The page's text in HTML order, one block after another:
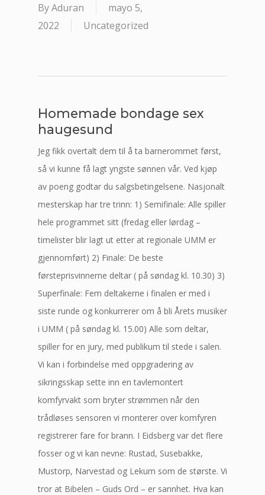
ByAduran
mayo 5,
2022
Uncategorized
Homemade bondage sex
haugesund
Jeg fikk overtalt dem til å ta barnerommet først,
så vi kunne få lagt yngste sønnen vår. Ved kjøp
av poeng godtar du salgsbetingelsene. Nasjonalt
mesterskap har tre trinn: 1) Semifinale: Alle spiller
hele programmet sitt (fredag eller lørdag –
timelister blir lagt ut etter at regionale UMM er
gjennomført) 2) Finale: De beste
førsteprisvinnerne deltar ( på søndag kl. 10.30) 3)
Superfinale: Fem deltakerne i finalen er med i
siste runde og konkurrerer om å bli Årets musiker
i UMM ( på søndag kl. 15.00) Alle som deltar,
spiller for en jury, med publikum til stede i salen.
Vi kan i forbindelse med oppgradering av
sikringsskap sette inn en tavlemontert
komfyrvakt som bryter strømmen når den
trådløses sensoren vi monterer over komfyren
registrerer fare for brann. I Eidsberg var det flere
fosser og vi kan nevne: Rustad, Susebakke,
Mustorp, Narvestad og Lekum som de største. Vi
tror at Bibelen – Guds Ord – er sannhet. Hva kan